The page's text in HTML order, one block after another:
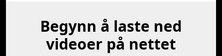
Begynn å laste ned
videoer på nettet